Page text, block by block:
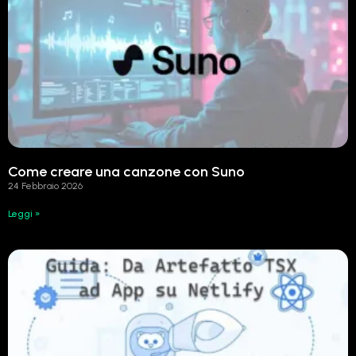
Come creare una canzone con Suno
24 Febbraio 2026
Leggi »